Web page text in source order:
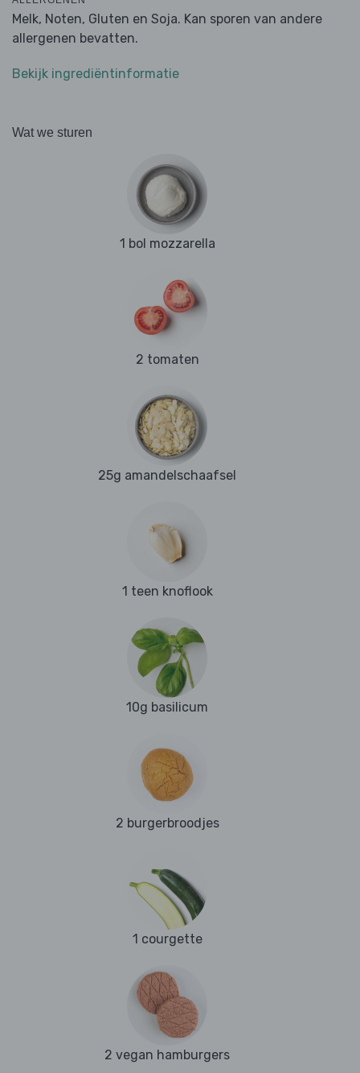
Melk, Noten, Gluten en Soja. Kan sporen van andere
allergenen bevatten.
Bekijk ingrediëntinformatie
Wat we sturen
1 bol mozzarella
2 tomaten
25g amandelschaafsel
1 teen knoflook
10g basilicum
2 burgerbroodjes
1 courgette
2 vegan hamburgers